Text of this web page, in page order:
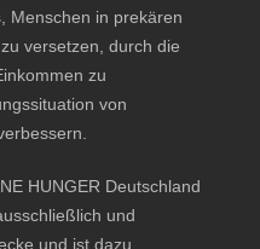
Menschen in prekären
versetzen, durch die
zu
von
HUNGER Deutschland
und
und ist dazu